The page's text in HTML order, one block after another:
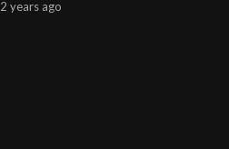
2 yearsago